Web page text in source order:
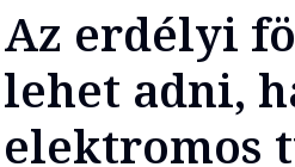
Az erdélyi
lehet adni,
elektromos